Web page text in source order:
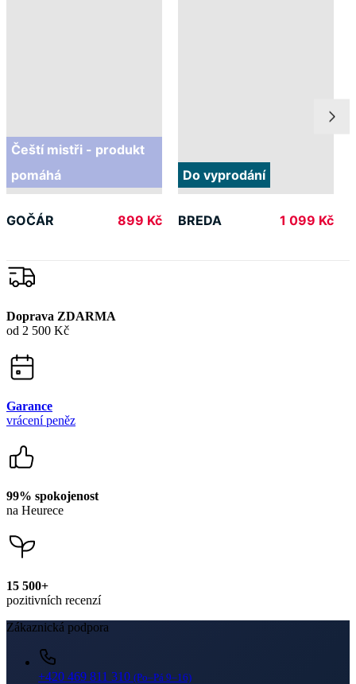
Čeští mistři - produkt
pomáhá
GOČÁR 899 Kč
Do vyprodání
BREDA 1 099 Kč
Doprava ZDARMA
od 2 500 Kč
Garance
vrácení peněz
99% spokojenost
na Heurece
15 500+
pozitivních recenzí
Zákaznická podpora
+420 469 811 310 (Po–Pá 9–16)